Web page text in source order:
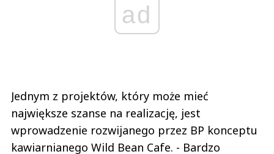
ad
Jednym z projektów, który może mieć
największe szanse na realizację, jest
wprowadzenie rozwijanego przez BP konceptu
kawiarnianego Wild Bean Cafe. - Bardzo